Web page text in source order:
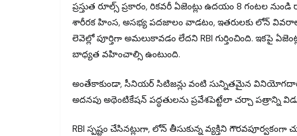
ప్రస్తుత రూల్స్ ప్రకారం, రికవరీ ఏజెంట్లు ఉదయం 8 గంటల
శారీరక హింస, అసభ్య పదజాలం వాడటం, ఇతరులకు లోన్
లెవెల్లో పూర్తిగా అమలుకావడం లేదని RBI గుర్తించింది. ఇకపై
బాధ్యత వహించాల్సి ఉంటుంది.
అంతేకాకుండా, సీనియర్ సిటిజన్లు వంటి సున్నితమైన
అదనపు అథెంటికేషన్ పద్ధతులను ప్రవేశపెట్టేలా చర్చా పత్రాన్ని
RBI స్పష్టం చేసినట్లుగా, లోన్ తీసుకున్న వ్యక్తిని గౌరవపూర్వకంగా